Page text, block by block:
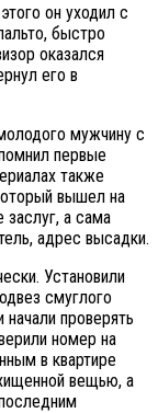
он уходил с
быстро
оказался
его в
мужчину с
первые
также
вышел на
заслуг, а сама
адрес высадки.
Установили
смуглого
проверять
номер на
в квартире
вещью, а